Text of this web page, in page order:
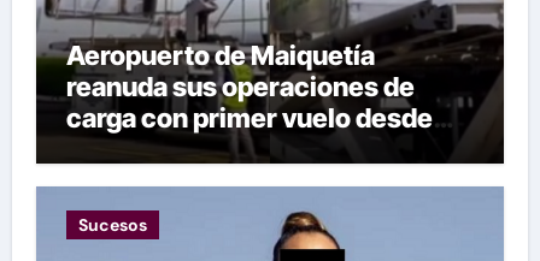
Aeropuerto de Maiquetía
reanuda sus operaciones de
carga con primer vuelo desde
Panamá
Sucesos